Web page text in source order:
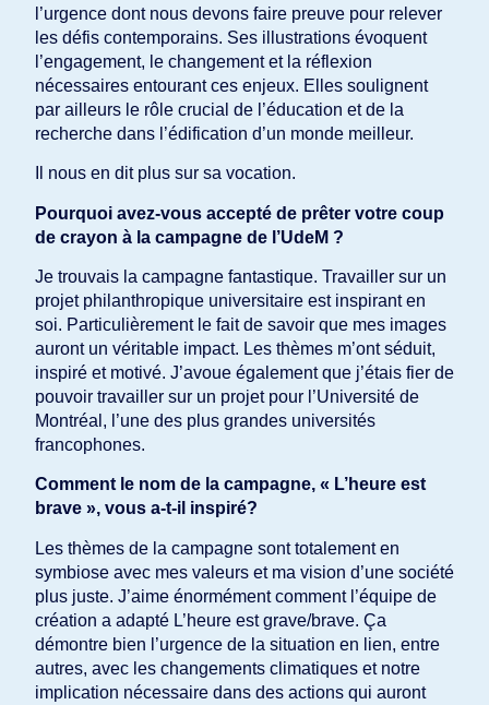
l’urgence dont nous devons faire preuve pour relever
les défis contemporains. Ses illustrations évoquent
l’engagement, le changement et la réflexion
nécessaires entourant ces enjeux. Elles soulignent
par ailleurs le rôle crucial de l’éducation et de la
recherche dans l’édification d’un monde meilleur.
Il nous en dit plus sur sa vocation.
Pourquoi avez-vous accepté de prêter votre coup
de crayon à la campagne de l’UdeM ?
Je trouvais la campagne fantastique. Travailler sur un
projet philanthropique universitaire est inspirant en
soi. Particulièrement le fait de savoir que mes images
auront un véritable impact. Les thèmes m’ont séduit,
inspiré et motivé. J’avoue également que j’étais fier de
pouvoir travailler sur un projet pour l’Université de
Montréal, l’une des plus grandes universités
francophones.
Comment le nom de la campagne, « L’heure est
brave », vous a-t-il inspiré?
Les thèmes de la campagne sont totalement en
symbiose avec mes valeurs et ma vision d’une société
plus juste. J’aime énormément comment l’équipe de
création a adapté L’heure est grave/brave. Ça
démontre bien l’urgence de la situation en lien, entre
autres, avec les changements climatiques et notre
implication nécessaire dans des actions qui auront